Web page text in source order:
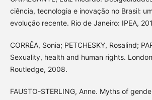
ciência, tecnologia e inovação no Brasil:
evolução recente. Rio de Janeiro: IPEA,
CORRÊA, Sonia; PETCHESKY, Rosalind;
Sexuality, health and human rights.
Routledge, 2008.
FAUSTO-STERLING, Anne. Myths of